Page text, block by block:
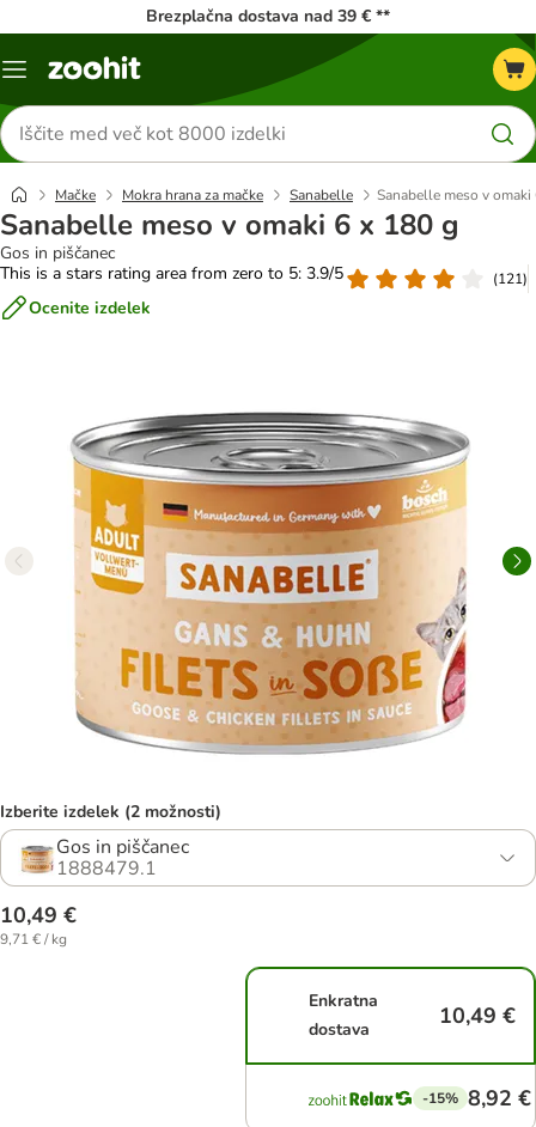
Brezplačna dostava nad 39 € **
Meni
Iskanje
izdelkov
Mačke Mokra hrana za mačke Sanabelle Sanabelle meso v
Sanabelle meso v omaki 6 x 180 g
Gos in piščanec
This is a stars rating area from zero to 5: 3.9/5
(121)
Ocenite izdelek
Izberite izdelek (2 možnosti)
Gos in piščanec
1888479.1
10,49 €
9,71 € / kg
Enkratna
dostava
10,49 €
-15% 8,92 €